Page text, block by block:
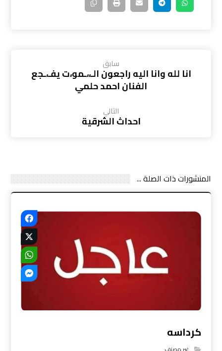
سابق
انا لله وانا اليه راجعون الـ،،ـمو،ت يفـ،ـجع
الفنان احمد حلمي
التالي
احداث الشرقية
المنشورات ذات الصلة ...
كرداسه